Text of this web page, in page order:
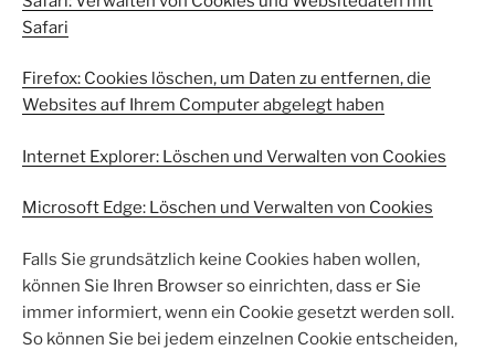
Safari
Firefox: Cookies löschen, um Daten zu entfernen, die
Websites auf Ihrem Computer abgelegt haben
Internet Explorer: Löschen und Verwalten von Cookies
Microsoft Edge: Löschen und Verwalten von Cookies
Falls Sie grundsätzlich keine Cookies haben wollen,
können Sie Ihren Browser so einrichten, dass er Sie
immer informiert, wenn ein Cookie gesetzt werden soll.
So können Sie bei jedem einzelnen Cookie entscheiden,